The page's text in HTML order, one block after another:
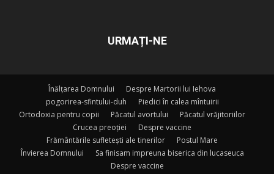
URMAȚI-NE
Înălțarea Domnului
Despre Martorii lui Iehova
pogorirea-sfintului-duh
Piedici în calea mîntuirii
Ortodoxia pentru copii
Păcatul avortului
Păcatul vrăjitoriilor
Crucea preoției
Despre vaccine
Frământările sufletești ale tinerilor
Postul Mare
Învierea Domnului
Sa finisam impreuna biserica din lucaseuca
Despre vaccine